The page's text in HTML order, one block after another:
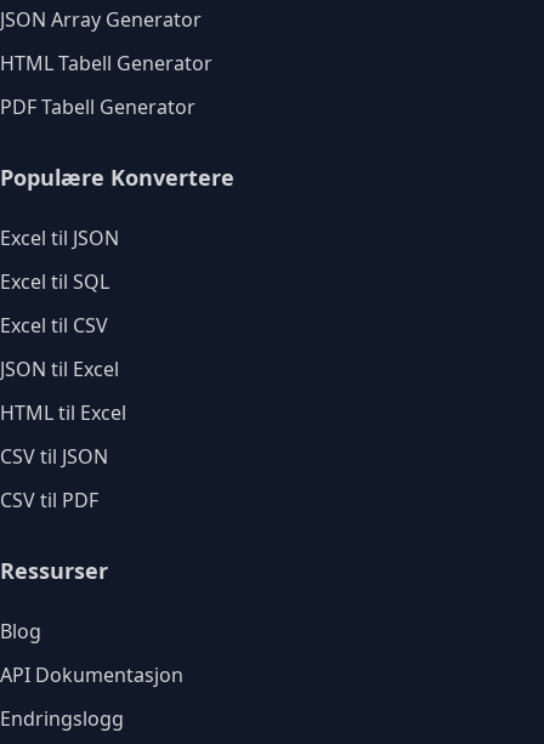
JSON Array Generator
HTML Tabell Generator
PDF Tabell Generator
Populære Konvertere
Excel til JSON
Excel til SQL
Excel til CSV
JSON til Excel
HTML til Excel
CSV til JSON
CSV til PDF
Ressurser
Blog
API Dokumentasjon
Endringslogg